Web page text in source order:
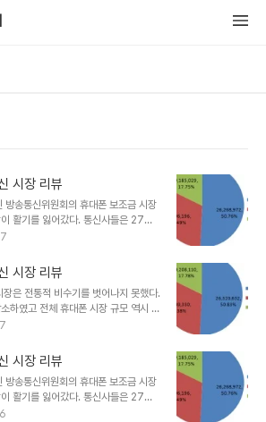
시장 리뷰
송통신위원회의 휴대폰 보조금 시장
활기를 잃어갔다. 통신사들은 27만
하였고 신규 가입자 및 MNP 시장이
이동통신가입자는 51,750,197명
하였다. 가입자수가 감소한 것은
있는 일이다. 이는 6월말을 목표로
가입자 정리를 했기 때문이다. KT
금 미납으로 인한 가입자를 정리하
은 ..
시장 리뷰
은 전통적 비수기를 벗어나지 못했다.
하였고 전체 휴대폰 시장 규모 역시 전
. 연이은 폭우로 인해 유동 인구가 적
가입자 증가율은 SKT 0.2%, KT
록하였다. 전체 가입자 비중은
LG U+ 17.78%로 전월대비 SKT
유일하게 감소하였다. 7월 이동통신
강세 지속, KT의 실패'로 요약할 수
시장 리뷰
송통신위원회의 휴대폰 보조금 시장
활기를 잃어갔다. 통신사들은 27만
하였고 신규 가입자 및 MNP 시장이